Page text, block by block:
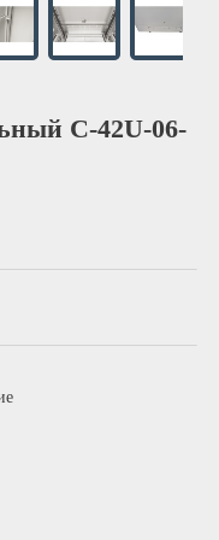
С-42U-06-